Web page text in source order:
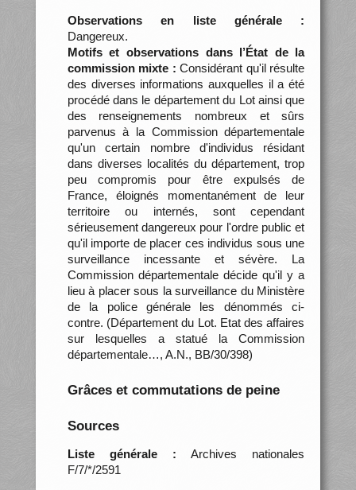
Observations en liste générale :
Dangereux.
Motifs et observations dans l’État de la
commission mixte : Considérant qu'il résulte
des diverses informations auxquelles il a été
procédé dans le département du Lot ainsi que
des renseignements nombreux et sûrs
parvenus à la Commission départementale
qu'un certain nombre d'individus résidant
dans diverses localités du département, trop
peu compromis pour être expulsés de
France, éloignés momentanément de leur
territoire ou internés, sont cependant
sérieusement dangereux pour l'ordre public et
qu'il importe de placer ces individus sous une
surveillance incessante et sévère. La
Commission départementale décide qu'il y a
lieu à placer sous la surveillance du Ministère
de la police générale les dénommés ci-
contre. (Département du Lot. Etat des affaires
sur lesquelles a statué la Commission
départementale…, A.N., BB/30/398)
Grâces et commutations de peine
Sources
Liste générale : Archives nationales
F/7/*/2591